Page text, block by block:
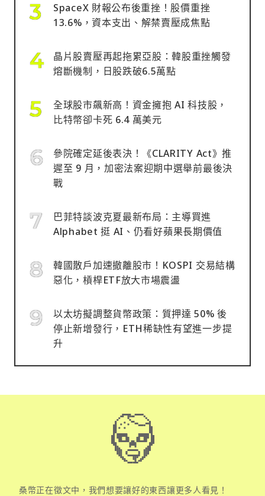
SpaceX 財報公布後重挫！股價重挫
13.6%，資本支出、解禁賣壓成焦點
晶片股賣壓再起拖累亞股：韓股重挫觸發
熔斷機制，日股跌破6.5萬點
全球股市飆新高！資金擁抱 AI 科技股，
比特幣卻卡死 6.4 萬美元
參院確定延後表決！《CLARITY Act》推
遲至 9 月，加密法案迎期中選舉前最後決
戰
巴菲特談波克夏最新布局：主導買進
Alphabet 挺 AI、仍看好蘋果長期價值
韓國散戶加速撤離股市！KOSPI 交易結構
惡化，槓桿ETF放大市場震盪
以太坊擬調整貨幣政策：質押達 50% 後
停止新增發行，ETH稀缺性有望進一步提
升
桑幣正在徵文中，我們想要讓好的東西讓更多人看見！